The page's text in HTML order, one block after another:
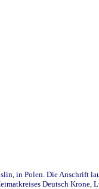
in Polen. Die Anschrift
Deutsch